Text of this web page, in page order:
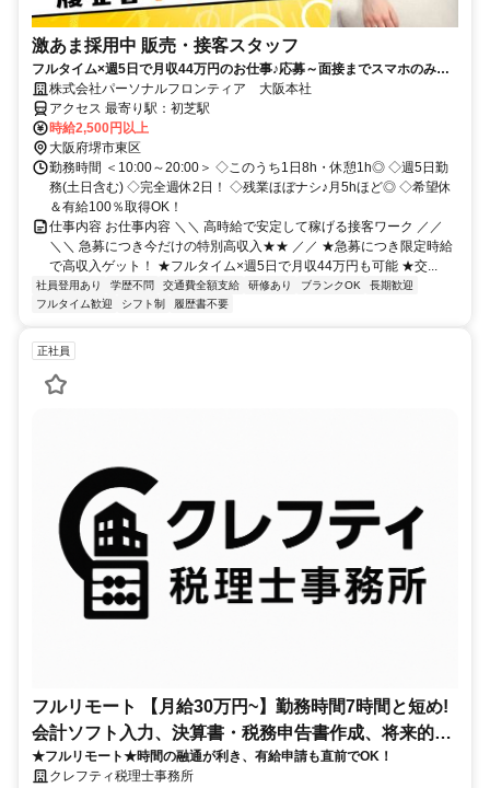
激あま採用中 販売・接客スタッフ
フルタイム×週5日で月収44万円のお仕事♪応募～面接までスマホのみで
完結！履歴書不要◎
株式会社パーソナルフロンティア 大阪本社
アクセス 最寄り駅：初芝駅
時給2,500円以上
大阪府堺市東区
勤務時間 ＜10:00～20:00＞ ◇このうち1日8h・休憩1h◎ ◇週5日勤
務(土日含む) ◇完全週休2日！ ◇残業ほぼナシ♪月5hほど◎ ◇希望休
＆有給100％取得OK！
仕事内容 お仕事内容 ＼＼ 高時給で安定して稼げる接客ワーク ／／
＼＼ 急募につき今だけの特別高収入★★ ／／ ★急募につき限定時給
で高収入ゲット！ ★フルタイム×週5日で月収44万円も可能 ★交...
社員登用あり 学歴不問 交通費全額支給 研修あり ブランクOK
長期歓迎
フルタイム歓迎
シフト制 履歴書不要
正社員
フルリモート 【月給30万円~】勤務時間7時間と短め!
会計ソフト入力、決算書・税務申告書作成、将来的に
決算説明も
★フルリモート★時間の融通が利き、有給申請も直前でOK！
クレフティ税理士事務所